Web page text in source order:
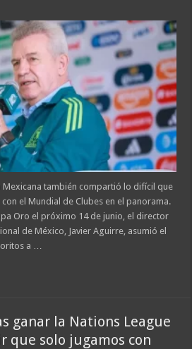
Mexicana también compartió lo difícil que
el Mundial de Clubes en el panorama.
Oro el próximo 14 de junio, el director
de México, Javier Aguirre, asumió el
a …
ganar la Nations League
que solo jugamos con